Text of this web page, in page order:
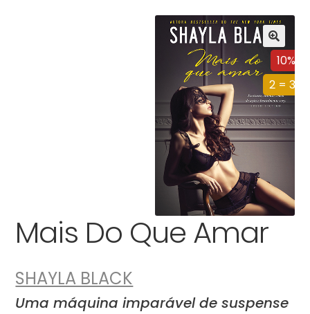
10%
2 = 3
Mais Do Que Amar
SHAYLA BLACK
Uma máquina imparável de suspense